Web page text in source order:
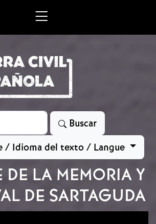
Buscar
/ Idioma del texto / Langue
DE LA MEMORIA Y
DE SARTAGUDA